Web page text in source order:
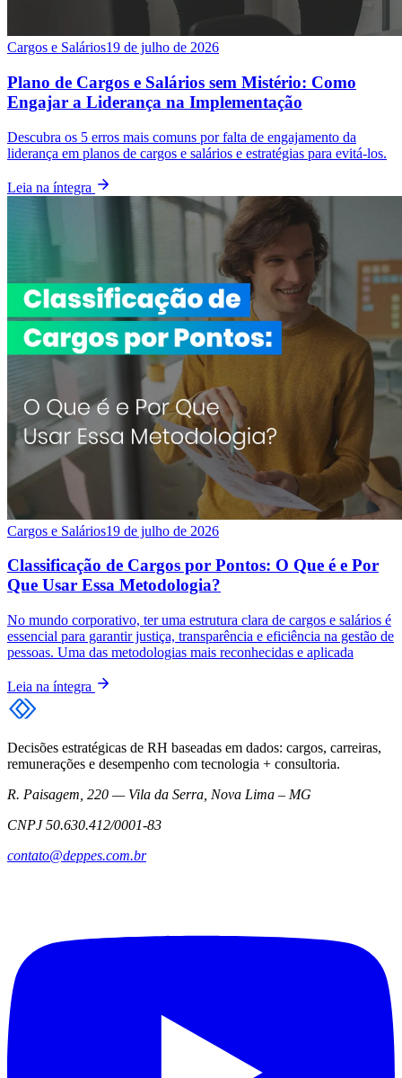
Cargos e Salários19 de julho de 2026
Plano de Cargos e Salários sem Mistério: Como
Engajar a Liderança na Implementação
Descubra os 5 erros mais comuns por falta de engajamento da
liderança em planos de cargos e salários e estratégias para evitá-los.
Leia na íntegra
Cargos e Salários19 de julho de 2026
Classificação de Cargos por Pontos: O Que é e Por
Que Usar Essa Metodologia?
No mundo corporativo, ter uma estrutura clara de cargos e salários é
essencial para garantir justiça, transparência e eficiência na gestão de
pessoas. Uma das metodologias mais reconhecidas e aplicada
Leia na íntegra
Decisões estratégicas de RH baseadas em dados: cargos, carreiras,
remunerações e desempenho com tecnologia + consultoria.
R. Paisagem, 220 — Vila da Serra, Nova Lima – MG
CNPJ 50.630.412/0001-83
contato@deppes.com.br